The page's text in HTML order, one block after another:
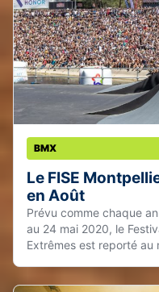
BMX
Le FISE
en Août
Prévu comme chaque
au 24 mai 2020, le
Extrêmes est reporté au